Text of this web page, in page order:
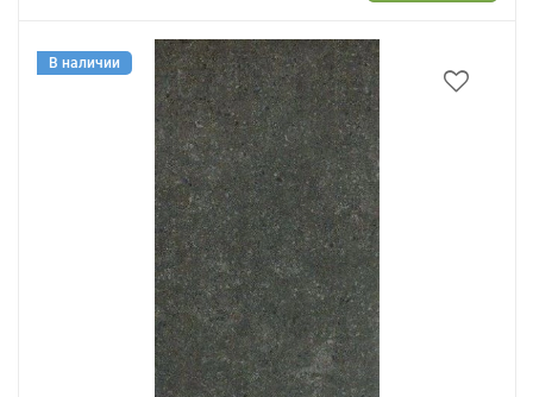
В наличии